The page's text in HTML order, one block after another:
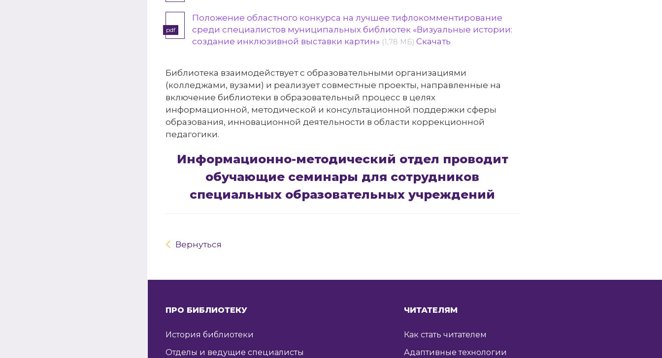
pdf
Положение областного конкурса на лучшее тифлокомментирование
среди специалистов муниципальных библиотек «Визуальные истории:
создание инклюзивной выставки картин» (1,78 МБ)Скачать
Библиотека взаимодействует с образовательными организациями
(колледжами, вузами) и реализует совместные проекты, направленные на
включение библиотеки в образовательный процесс в целях
информационной, методической и консультационной поддержки сферы
образования, инновационной деятельности в области коррекционной
педагогики.
Информационно-методический отдел проводит
обучающие семинары для сотрудников
специальных образовательных учреждений
Вернуться
ПРО БИБЛИОТЕКУ
История библиотеки
Отделы и ведущие специалисты
ЧИТАТЕЛЯМ
Как стать читателем
Адаптивные технологии